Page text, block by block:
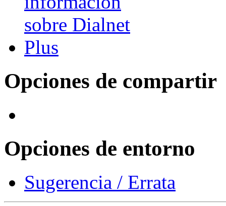
Opciones de compartir
Opciones de entorno
Sugerencia / Errata